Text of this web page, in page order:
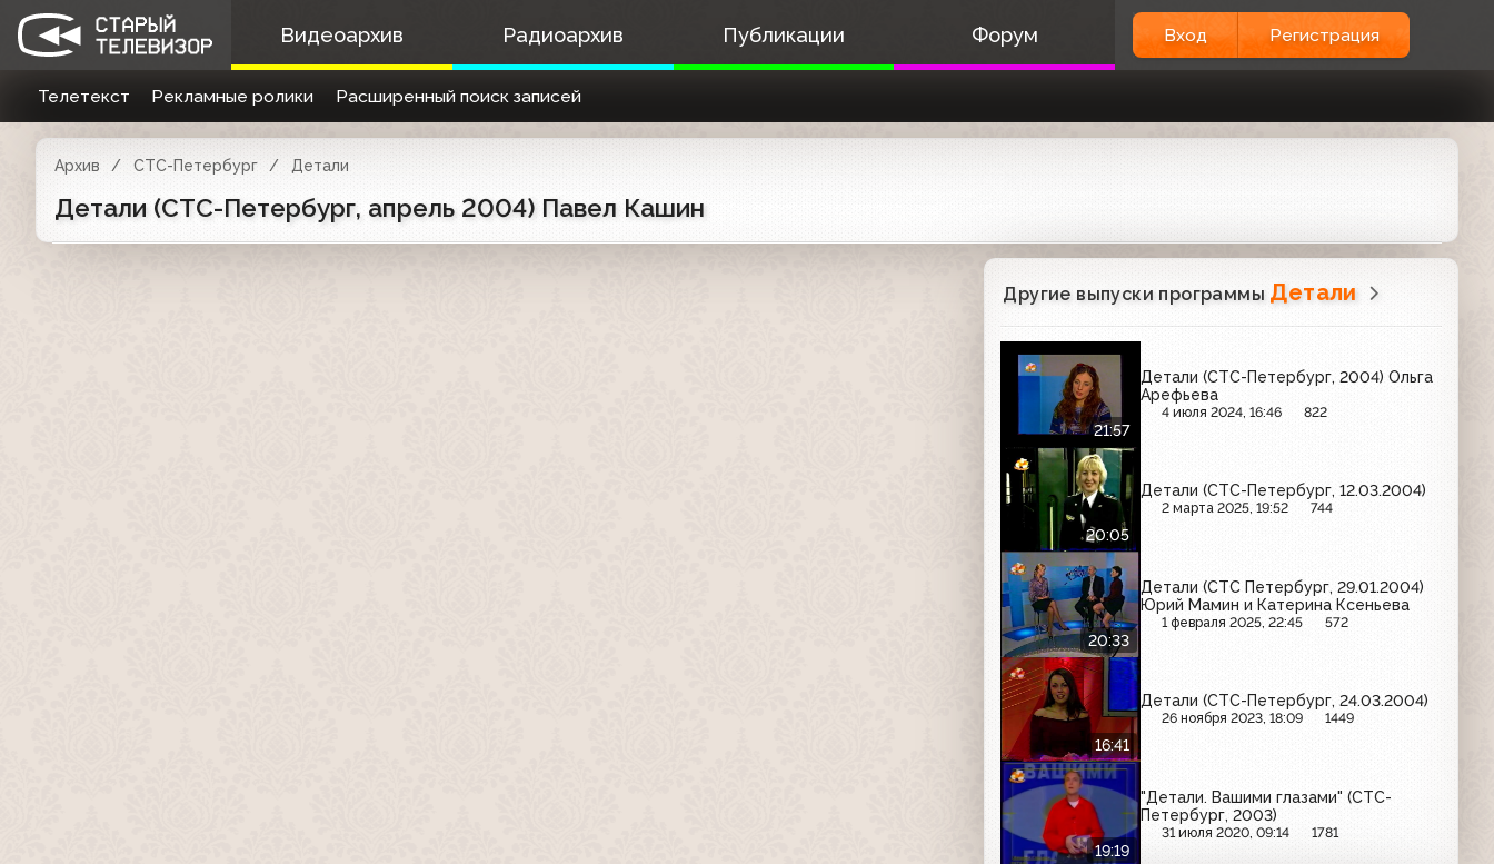
Видеоархив Радиоархив Публикации Форум Вход Регистрация
Телетекст Рекламные ролики Расширенный поиск записей
Архив СТС-Петербург Детали
Детали (СТС-Петербург, апрель 2004) Павел Кашин
Другие выпуски программы Детали
21:57
Детали (СТС-Петербург, 2004) Ольга
Арефьева
4 июля 2024, 16:46 822
20:05
Детали (СТС-Петербург, 12.03.2004)
2 марта 2025, 19:52 744
20:33
Детали (СТС Петербург, 29.01.2004)
Юрий Мамин и Катерина Ксеньева
1 февраля 2025, 22:45 572
16:41
Детали (СТС-Петербург, 24.03.2004)
26 ноября 2023, 18:09 1449
19:19
"Детали. Вашими глазами" (СТС-
Петербург, 2003)
31 июля 2020, 09:14 1781